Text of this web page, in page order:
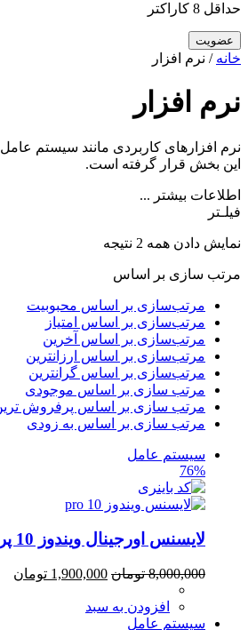
حداقل 8 کاراکتر
خانه / نرم افزار
نرم افزار
نرم افزارهای کاربردی مانند سیستم
این بخش قرار گرفته است.
اطلاعات بیشتر ...
فیلـتر
نمایش دادن همه 2 نتیجه
مرتب سازی بر اساس
مرتب‌سازی بر اساس محبوبیت
مرتب‌سازی بر اساس امتیاز
مرتب‌سازی بر اساس آخرین
مرتب‌سازی بر اساس ارزانترین
مرتب‌سازی بر اساس گرانترین
مرتب سازی بر اساس موجودی
مرتب سازی بر اساس پرفروش
مرتب سازی بر اساس به زودی
سیستم عامل
76%
لایسنس اورجینال ویندوز 10 پرو RETAIL
8,000,000 تومان 1,900,000 تومان
افزودن به سبد
سیستم عامل